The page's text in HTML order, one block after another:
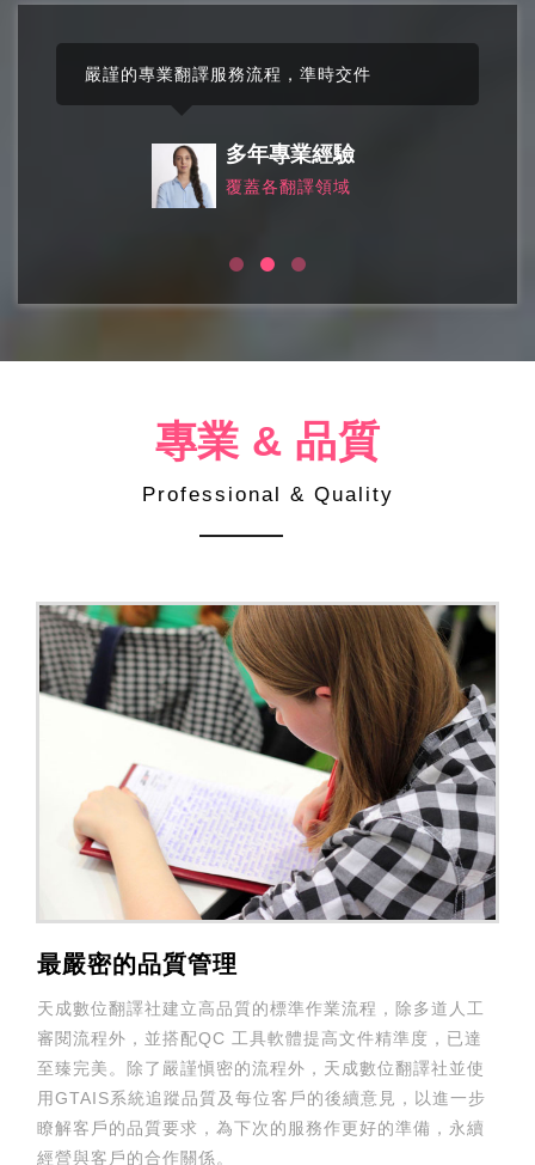
嚴謹的專業翻譯服務流程，準時交件
多年專業經驗
覆蓋各翻譯領域
專業 & 品質
Professional & Quality
最嚴密的品質管理
天成數位翻譯社建立高品質的標準作業流程，除多道人工
審閱流程外，並搭配QC 工具軟體提高文件精準度，已達
至臻完美。除了嚴謹愼密的流程外，天成數位翻譯社並使
用GTAIS系統追蹤品質及每位客戶的後續意見，以進一步
瞭解客戶的品質要求，為下次的服務作更好的準備，永續
經營與客戶的合作關係。